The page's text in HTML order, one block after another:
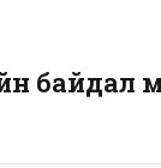
байдал